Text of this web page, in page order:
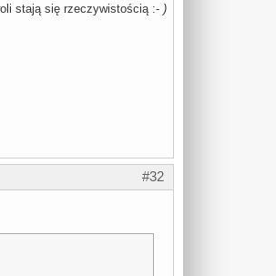
stają się rzeczywistością :- )
#32